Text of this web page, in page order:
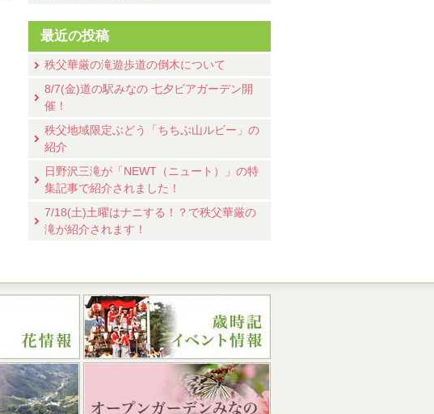
最近の投稿
秩父華厳の滝遊歩道の倒木について
8/7(金)道の駅みなの 七夕ビアガーデン開
催！
秩父地域限定ぶどう「ちちぶ山ルビー」の
紹介
日野沢三滝が「NEWT（ニュート）」の特
集記事で紹介されました！
7/18(土)土曜はナニする！？で秩父華厳の
滝が紹介されます！